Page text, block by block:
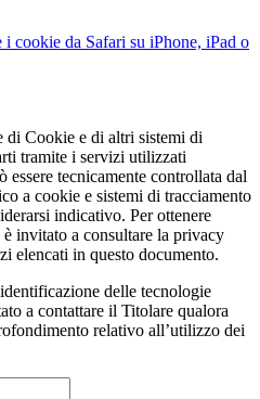
cookie da Safari su iPhone, iPad o
di Cookie e di altri sistemi di
tramite i servizi utilizzati
essere tecnicamente controllata dal
a cookie e sistemi di tracciamento
indicativo. Per ottenere
invitato a consultare la privacy
elencati in questo documento.
delle tecnologie
a contattare il Titolare qualora
relativo all’utilizzo dei